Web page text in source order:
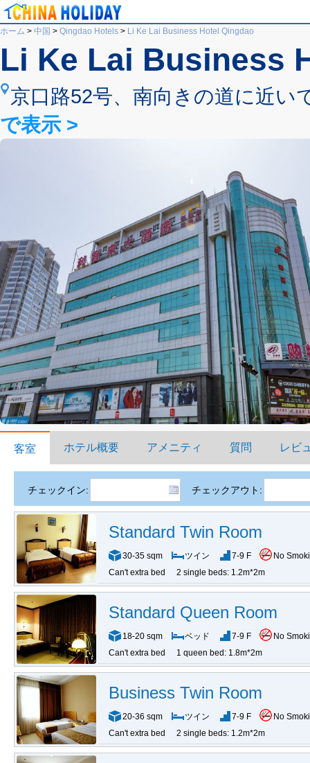
ホーム > 中国 > Qingdao Hotels > Li Ke Lai Business Hotel Qingdao
Li Ke Lai Business
京口路52号、南向きの道に近い
で表示 >
客室 ホテル概要 アメニティ 質問 レビ
チェックイン: チェックアウト:
Standard Twin Room
30-35 sqm ツイン 7-9 F
No
Can't extra bed
2 single beds: 1.2m*2m
Standard Queen Room
18-20 sqm ベッド 7-9 F
No
Can't extra bed
1 queen bed: 1.8m*2m
Business Twin Room
20-36 sqm ツイン 7-9 F
No
Can't extra bed
2 single beds: 1.2m*2m